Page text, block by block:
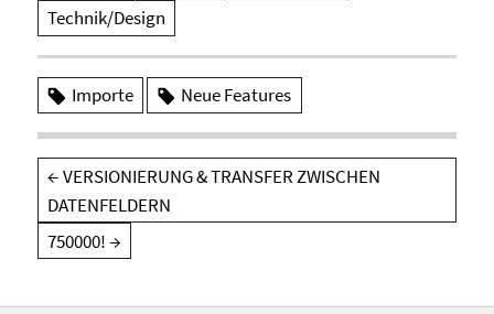
Technik/Design
Importe Neue Features
Beitragsnavigation
←VERSIONIERUNG & TRANSFER ZWISCHEN
DATENFELDERN
750000!→